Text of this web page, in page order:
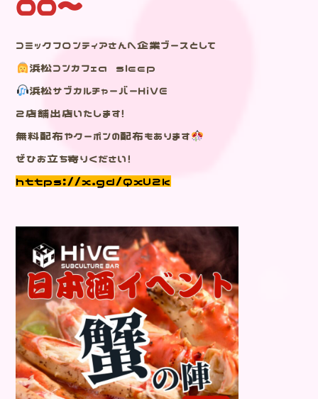
00～
コミックフロンティアさんへ企業ブースとして
浜松コンカフェa sleep
浜松サブカルチャーバーHiVE
２店舗出店いたします！
無料配布やクーポンの配布もあります
ぜひお立ち寄りください！
https://x.gd/QxU2k